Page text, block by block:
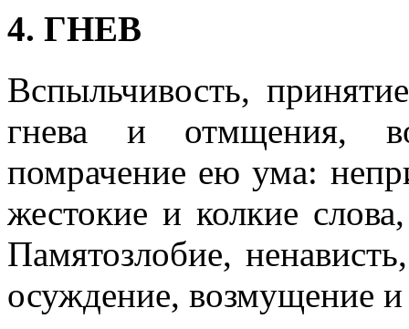
4. ГНЕВ
Вспыльчивость,
гнева и отмщения,
помрачение ею ума:
жестокие и колкие
Памятозлобие,
осуждение, возмущение